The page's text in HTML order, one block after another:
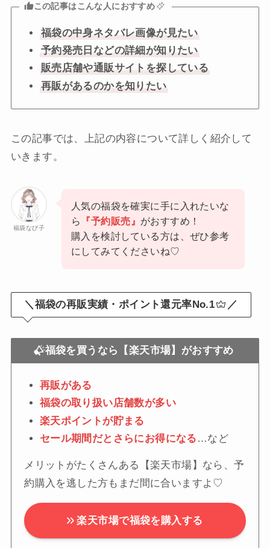
この記事はこんな人におすすめ
福袋の中身ネタバレ画像が見たい
予約発売日などの詳細が知りたい
販売店舗や通販サイトを探している
再販があるのかを知りたい
この記事では、上記の内容について詳しく紹介して
いきます。
福袋なび子
人気の福袋を確実に手に入れたいな
ら
『予約販売』 がおすすめ！
購入を検討している方は、ぜひ参考
にしてみてくださいね♡
＼福袋の再販実績・ポイント還元率No.1 ／
福袋を買うなら【楽天市場】がおすすめ
再販がある
福袋の取り扱い店舗数が多い
楽天ポイントが貯まる
セール期間だとさらにお得になる …など
メリットがたくさんある【楽天市場】なら、予
約購入を逃した方もまだ間に合いますよ♡
楽天市場で福袋を購入する